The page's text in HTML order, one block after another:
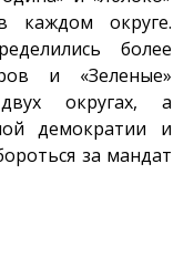
округе.
более
и «Зеленые»
округах, а
демократии и
за мандат